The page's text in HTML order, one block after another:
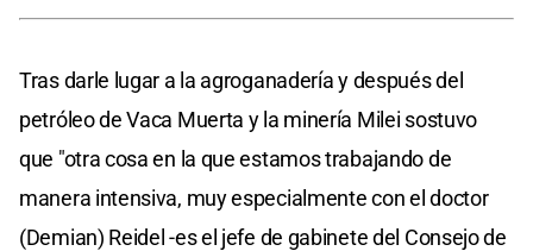
Tras darle lugar a la agroganadería y después del
petróleo de Vaca Muerta y la minería Milei sostuvo
que "otra cosa en la que estamos trabajando de
manera intensiva, muy especialmente con el doctor
(Demian) Reidel -es el jefe de gabinete del Consejo de